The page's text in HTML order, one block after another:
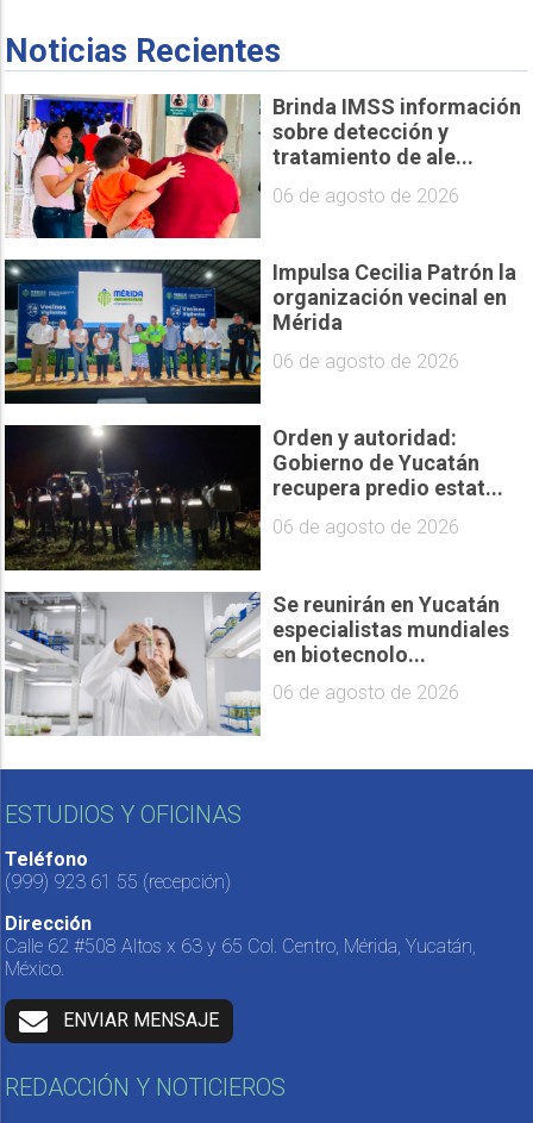
Noticias Recientes
Brinda IMSS información
sobre detección y
tratamiento de ale...
06 de agosto de 2026
Impulsa Cecilia Patrón la
organización vecinal en
Mérida
06 de agosto de 2026
Orden y autoridad:
Gobierno de Yucatán
recupera predio estat...
06 de agosto de 2026
Se reunirán en Yucatán
especialistas mundiales
en biotecnolo...
06 de agosto de 2026
ESTUDIOS Y OFICINAS
Teléfono
(999) 923 61 55 (recepción)
Dirección
Calle 62 #508 Altos x 63 y 65 Col. Centro, Mérida, Yucatán,
México.
ENVIAR MENSAJE
REDACCIÓN Y NOTICIEROS